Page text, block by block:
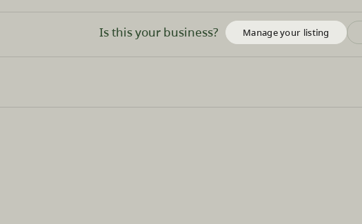
Is this your business? Manage your listing